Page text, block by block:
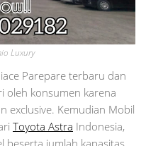
Luxury
Parepare terbaru dan
oleh konsumen karena
exclusive. Kemudian Mobil
Toyota Astra Indonesia,
beserta jumlah kapasitas